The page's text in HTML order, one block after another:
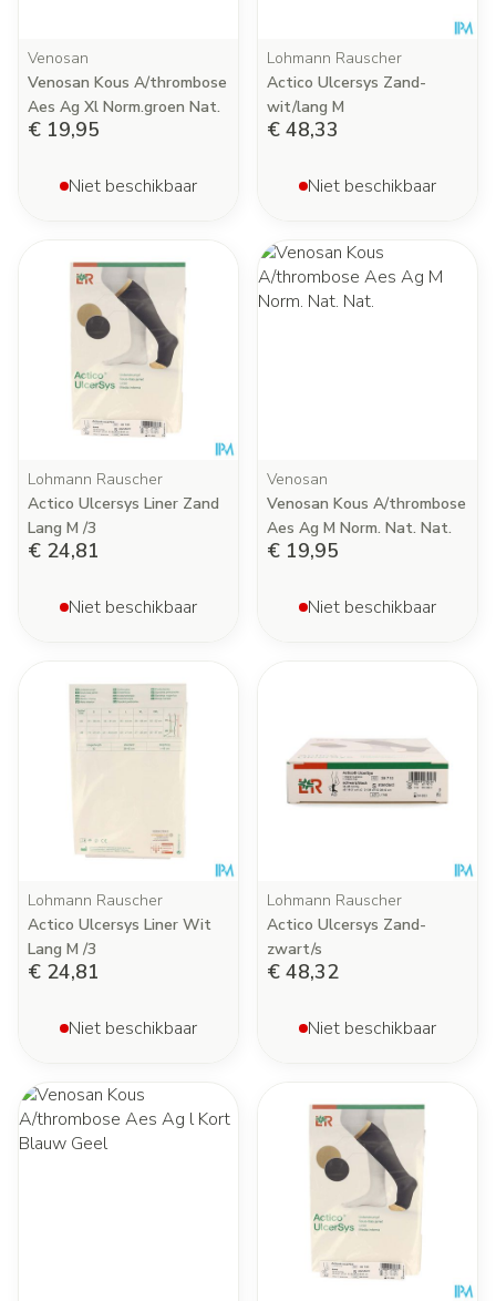
Venosan
Venosan Kous A/thrombose
Aes Ag Xl Norm.groen Nat.
€ 19,95
Niet beschikbaar
Lohmann Rauscher
Actico Ulcersys Zand-
wit/lang M
€ 48,33
Niet beschikbaar
Lohmann Rauscher
Actico Ulcersys Liner Zand
Lang M /3
€ 24,81
Niet beschikbaar
Venosan
Venosan Kous A/thrombose
Aes Ag M Norm. Nat. Nat.
€ 19,95
Niet beschikbaar
Lohmann Rauscher
Actico Ulcersys Liner Wit
Lang M /3
€ 24,81
Niet beschikbaar
Lohmann Rauscher
Actico Ulcersys Zand-
zwart/s
€ 48,32
Niet beschikbaar